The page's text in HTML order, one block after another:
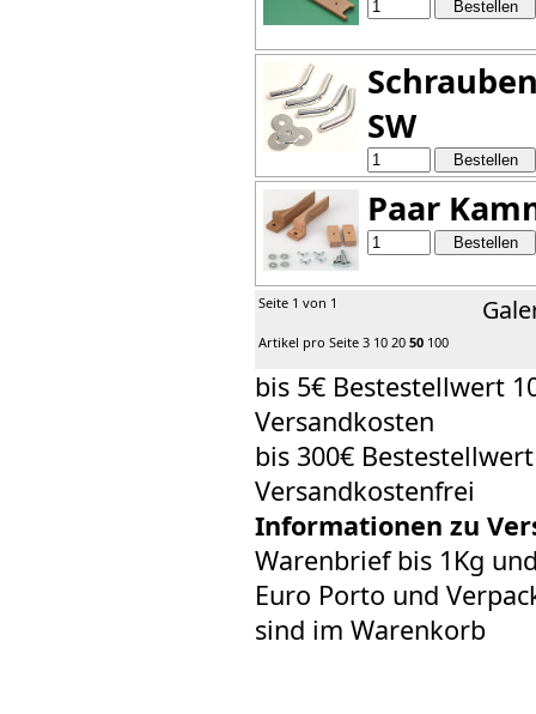
SW
Paar
Seite 1 von 1
Artikel pro Seite 3 10 20 50 100
bis 5€ Bestestellwert
Versandkosten
bis 300€
Versandkostenfrei
Informationen zu
Warenbrief bis 1Kg
Euro Porto und
sind im Warenkorb